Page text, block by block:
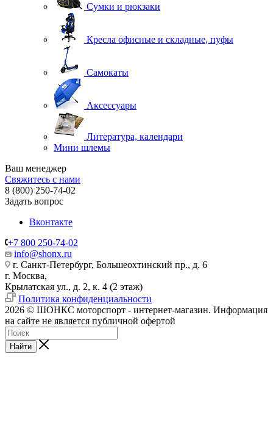
Сумки и рюкзаки
Кресла офисные и складные, пуфы
Самокаты
Аксессуары
Литература, календари
Мини шлемы
Ваш менеджер
Свяжитесь с нами
8 (800) 250-74-02
Задать вопрос
Вконтакте
+7 800 250-74-02
info@shonx.ru
г. Санкт-Петербург, Большеохтинский пр., д. 6
г. Москва,
Крылатская ул., д. 2, к. 4 (2 этаж)
Политика конфиденциальности
2026 © ШОНКС моторспорт - интернет-магазин. Информация
на сайте не является публичной офертой
Найти